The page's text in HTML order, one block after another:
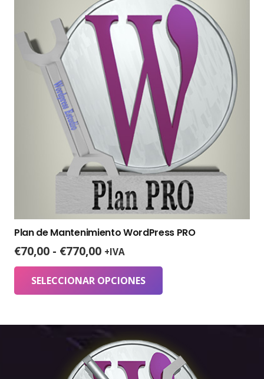
Plan de Mantenimiento WordPress PRO
€70,00 - €770,00Rango
de
precios:
desde
hasta
€770,00
+IVA
SELECCIONAR OPCIONES
Las
opciones